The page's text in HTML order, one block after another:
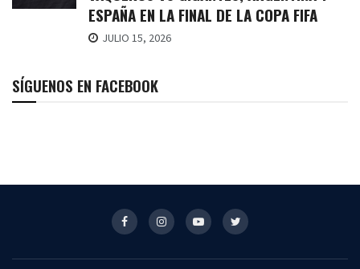
ESPAÑA EN LA FINAL DE LA COPA FIFA
JULIO 15, 2026
SÍGUENOS EN FACEBOOK